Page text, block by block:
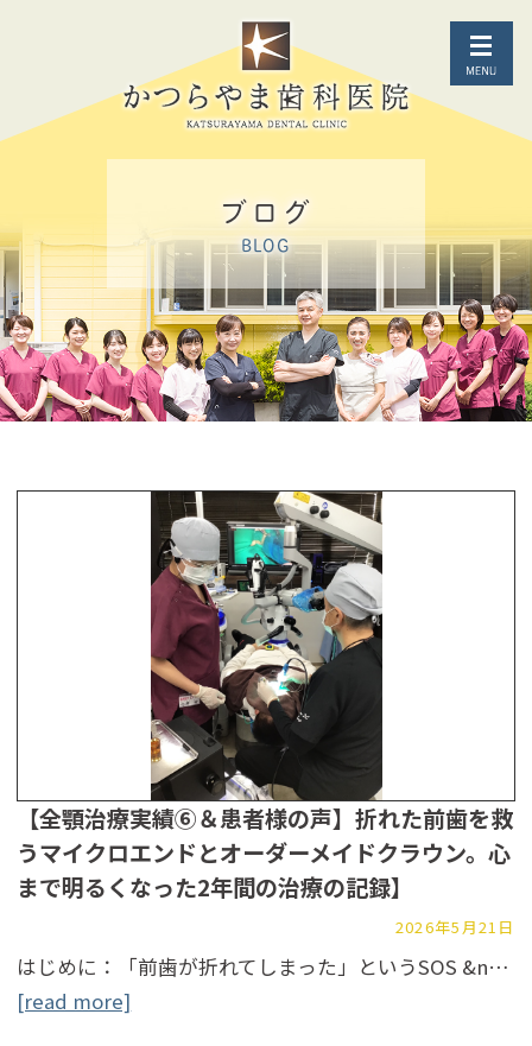
ブログ
BLOG
【全顎治療実績⑥＆患者様の声】折れた前歯を救
うマイクロエンドとオーダーメイドクラウン。心
まで明るくなった2年間の治療の記録】
2026年5月21日
はじめに：「前歯が折れてしまった」というSOS &n…
[read more]